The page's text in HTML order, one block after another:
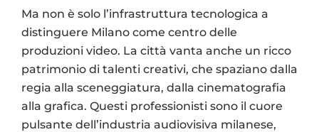
Ma non è solo l’infrastruttura tecnologica a
distinguere Milano come centro delle
produzioni video. La città vanta anche un ricco
patrimonio di talenti creativi, che spaziano dalla
regia alla sceneggiatura, dalla cinematografia
alla grafica. Questi professionisti sono il cuore
pulsante dell’industria audiovisiva milanese,